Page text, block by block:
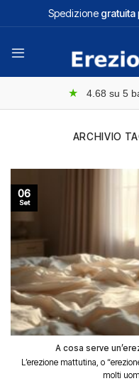
Spedizione gratuita
★ 4.68 su 5
ARCHIVIO
A cosa serve
L’erezione mattutina, o
molti
06
Set